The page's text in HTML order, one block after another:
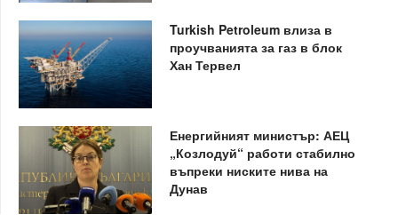
Turkish Petroleum влиза в
проучванията за газ в блок
Хан Тервел
Енергийният министър: АЕЦ
„Козлодуй“ работи стабилно
въпреки ниските нива на
Дунав